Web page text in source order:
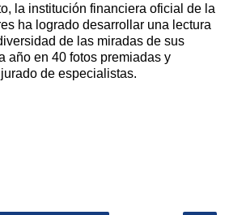
la institución financiera oficial de la
ha logrado desarrollar una lectura
de las miradas de sus
año en 40 fotos premiadas y
de especialistas.